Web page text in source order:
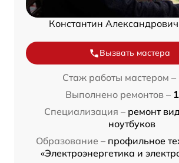
Константин
Вызвать мастера
Стаж работы мастером –
Выполнено ремонтов –
Специализация – ремонт
ноутбуков
Образование – профильное
«Электроэнергетика и